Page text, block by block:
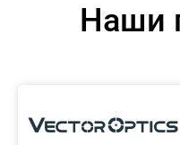
Наши